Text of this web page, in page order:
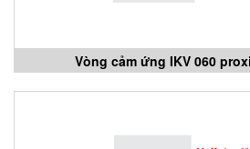
Vòng cảm ứng IKV 060